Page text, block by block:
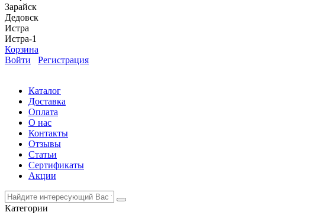
Зарайск
Дедовск
Истра
Истра-1
Корзина
Войти
Регистрация
Каталог
Доставка
Оплата
О нас
Контакты
Отзывы
Статьи
Сертификаты
Акции
Категории